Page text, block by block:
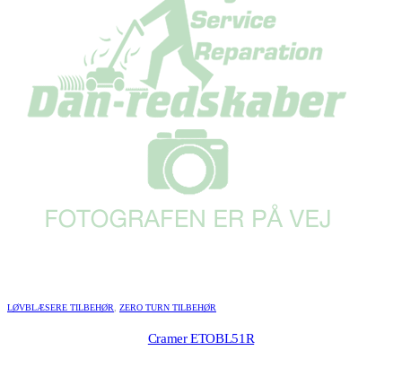
LØVBLÆSERE TILBEHØR ZERO TURN TILBEHØR
Cramer ETOBL51R